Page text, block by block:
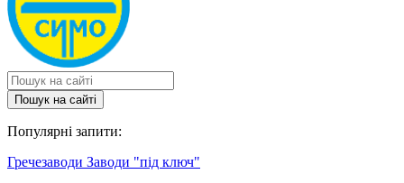
Пошук на сайтi
Популярні запити:
Гречезаводи Заводи "під ключ"